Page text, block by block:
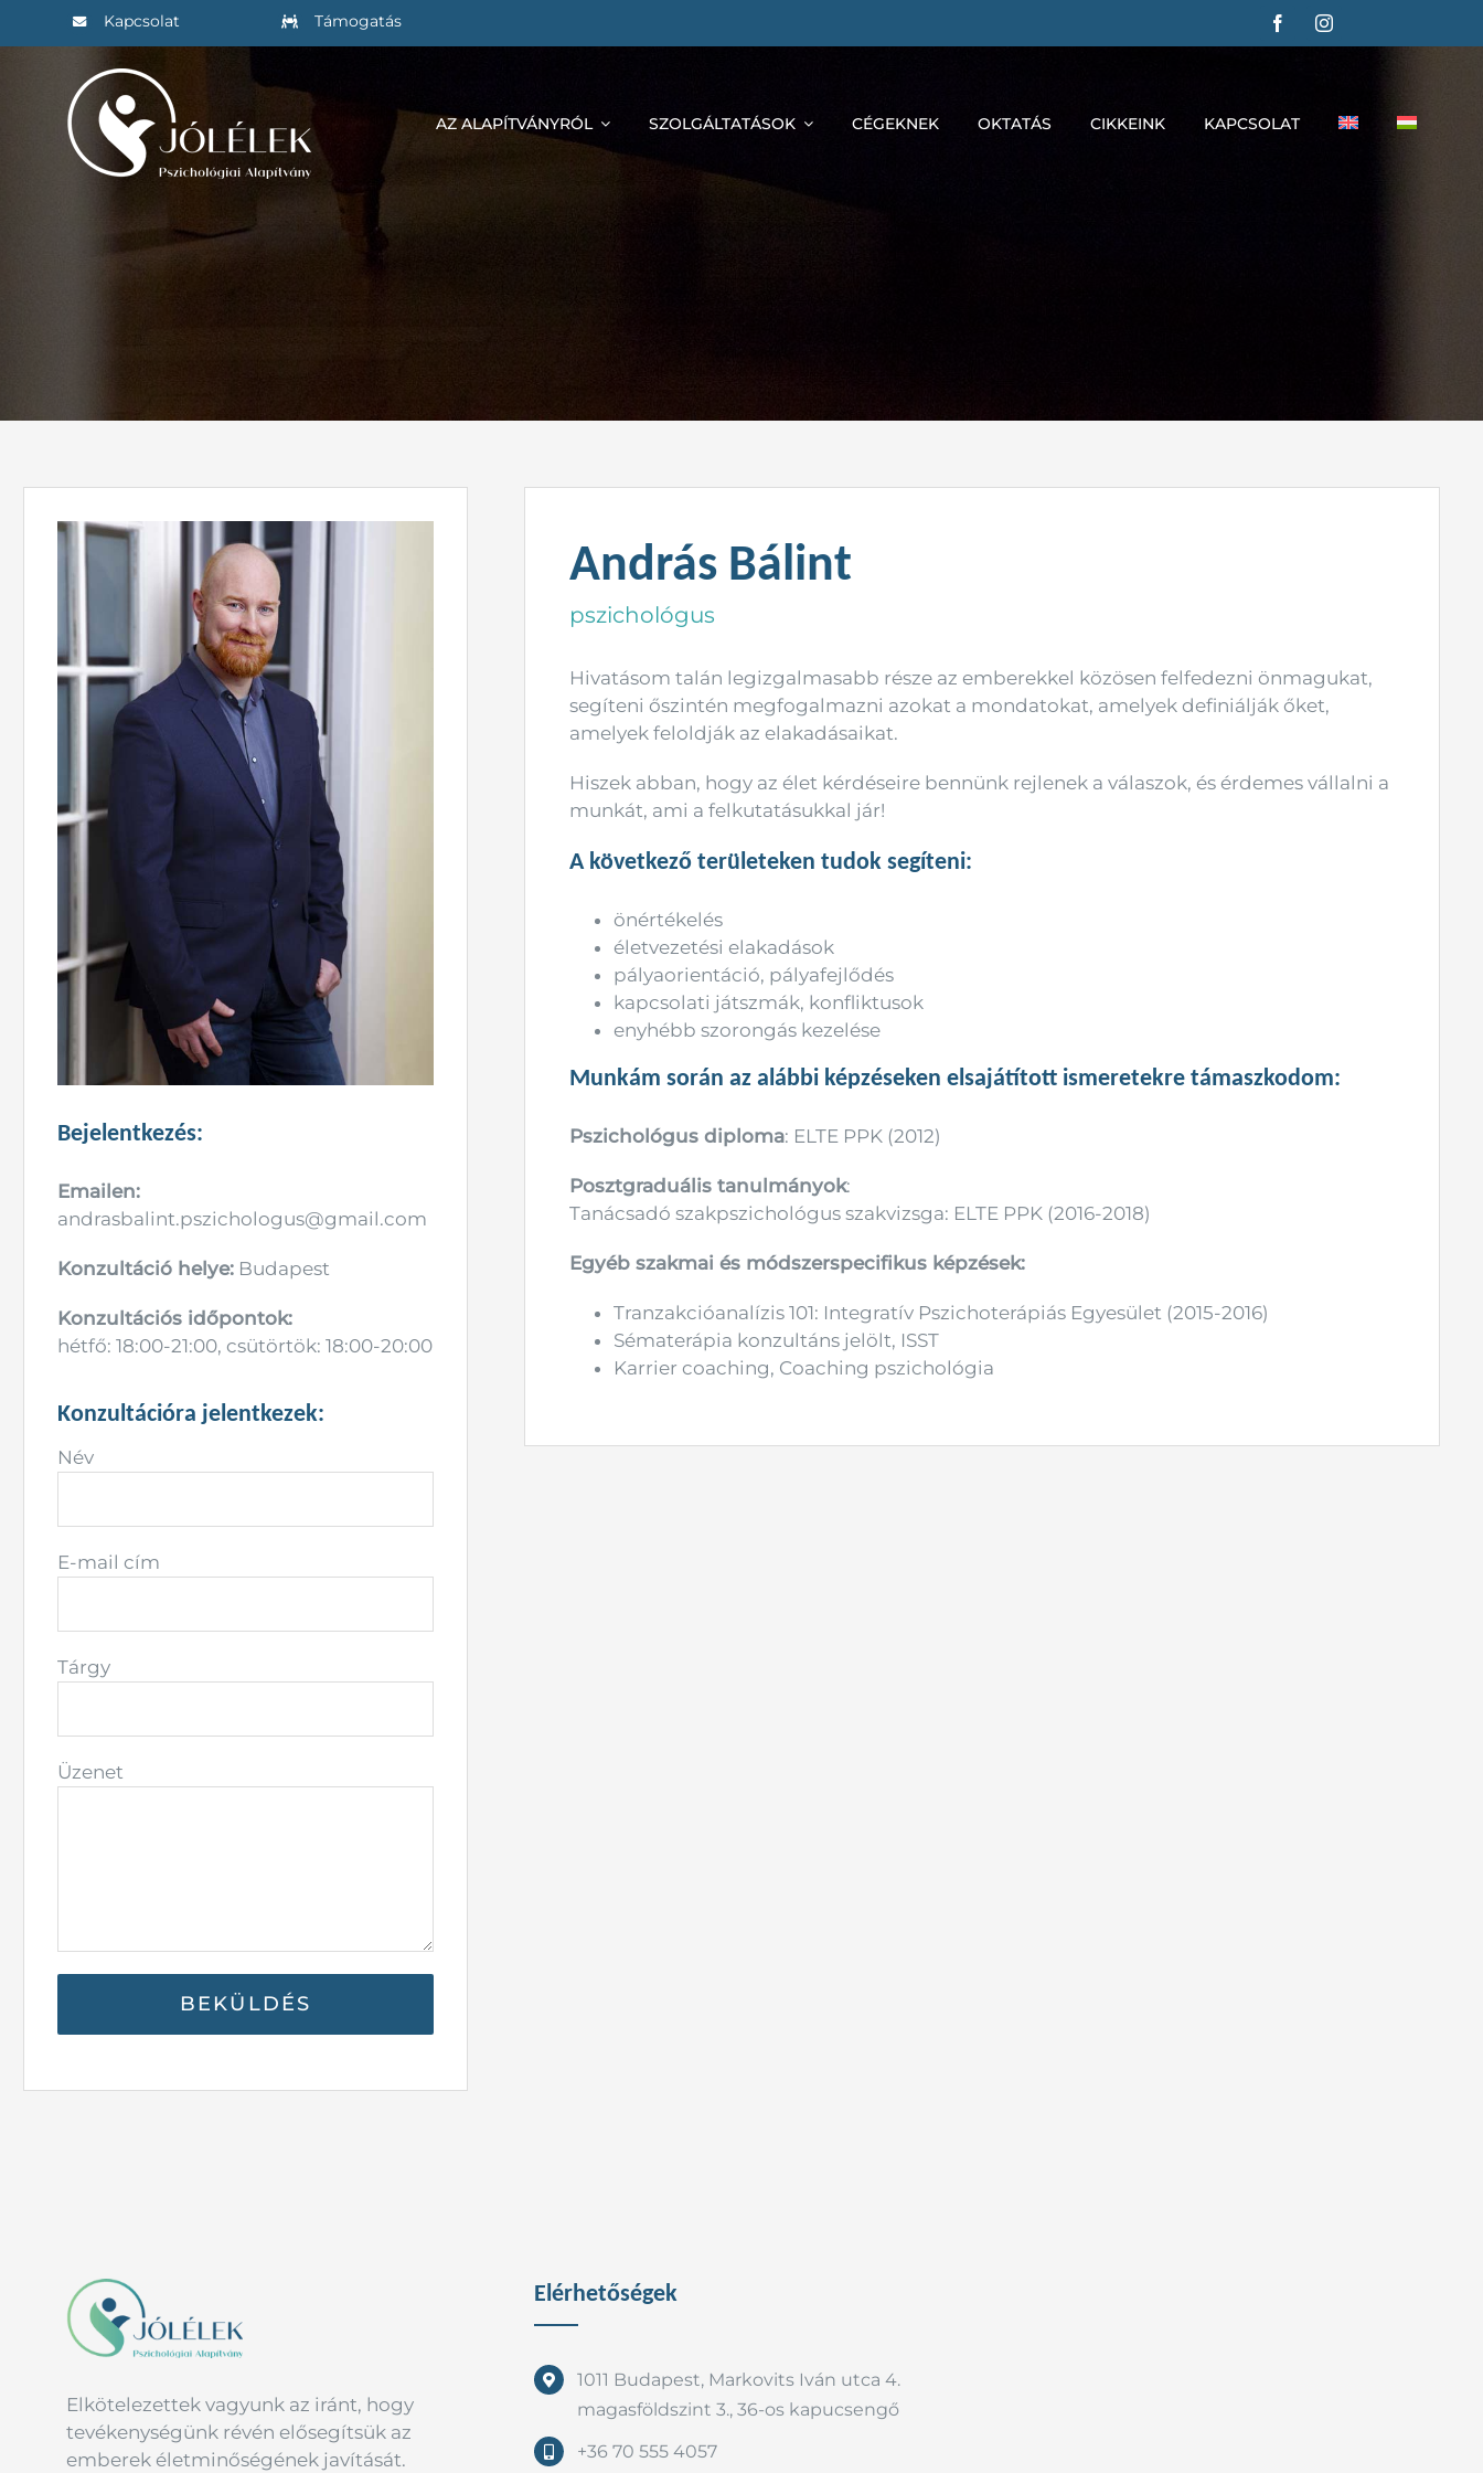
Kihagyás Kapcsolat Támogatás
AZ ALAPÍTVÁNYRÓL SZOLGÁLTATÁSOK CÉGEKNEK OKTATÁS CIKKEINK KAPCSOLAT
Bejelentkezés:
Emailen:
andrasbalint.pszichologus@gmail.com
Konzultáció helye: Budapest
Konzultációs időpontok:
hétfő: 18:00-21:00, csütörtök: 18:00-20:00
Konzultációra jelentkezek:
Név
E-mail cím
Tárgy
Üzenet
András Bálint
pszichológus
Hivatásom talán legizgalmasabb része az emberekkel közösen felfedezni önmagukat,
segíteni őszintén megfogalmazni azokat a mondatokat, amelyek definiálják őket,
amelyek feloldják az elakadásaikat.
Hiszek abban, hogy az élet kérdéseire bennünk rejlenek a válaszok, és érdemes vállalni a
munkát, ami a felkutatásukkal jár!
A következő területeken tudok segíteni:
önértékelés
életvezetési elakadások
pályaorientáció, pályafejlődés
kapcsolati játszmák, konfliktusok
enyhébb szorongás kezelése
Munkám során az alábbi képzéseken elsajátított ismeretekre támaszkodom:
Pszichológus diploma: ELTE PPK (2012)
Posztgraduális tanulmányok:
Tanácsadó szakpszichológus szakvizsga: ELTE PPK (2016-2018)
Egyéb szakmai és módszerspecifikus képzések:
Tranzakcióanalízis 101: Integratív Pszichoterápiás Egyesület (2015-2016)
Sématerápia konzultáns jelölt, ISST
Karrier coaching, Coaching pszichológia
Elkötelezettek vagyunk az iránt, hogy
tevékenységünk révén elősegítsük az
emberek életminőségének javítását.
Elérhetőségek
1011 Budapest, Markovits Iván utca 4.
magasföldszint 3., 36-os kapucsengő
+36 70 555 4057